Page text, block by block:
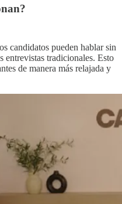
candidatos pueden hablar sin
entrevistas tradicionales. Esto
de manera más relajada y